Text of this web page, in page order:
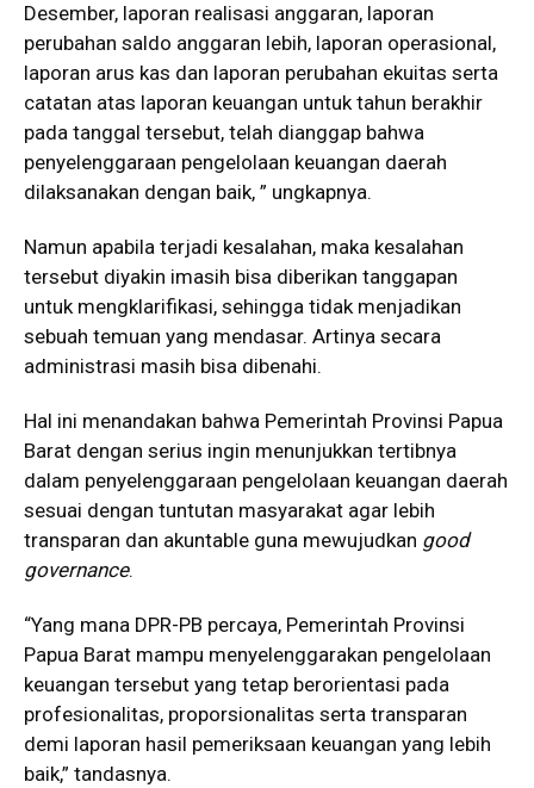
Desember, laporan realisasi anggaran, laporan
perubahan saldo anggaran lebih, laporan operasional,
laporan arus kas dan laporan perubahan ekuitas serta
catatan atas laporan keuangan untuk tahun berakhir
pada tanggal tersebut, telah dianggap bahwa
penyelenggaraan pengelolaan keuangan daerah
dilaksanakan dengan baik, ” ungkapnya.
Namun apabila terjadi kesalahan, maka kesalahan
tersebut diyakin imasih bisa diberikan tanggapan
untuk mengklarifikasi, sehingga tidak menjadikan
sebuah temuan yang mendasar. Artinya secara
administrasi masih bisa dibenahi.
Hal ini menandakan bahwa Pemerintah Provinsi Papua
Barat dengan serius ingin menunjukkan tertibnya
dalam penyelenggaraan pengelolaan keuangan daerah
sesuai dengan tuntutan masyarakat agar lebih
transparan dan akuntable guna mewujudkan good
governance.
“Yang mana DPR-PB percaya, Pemerintah Provinsi
Papua Barat mampu menyelenggarakan pengelolaan
keuangan tersebut yang tetap berorientasi pada
profesionalitas, proporsionalitas serta transparan
demi laporan hasil pemeriksaan keuangan yang lebih
baik,” tandasnya.